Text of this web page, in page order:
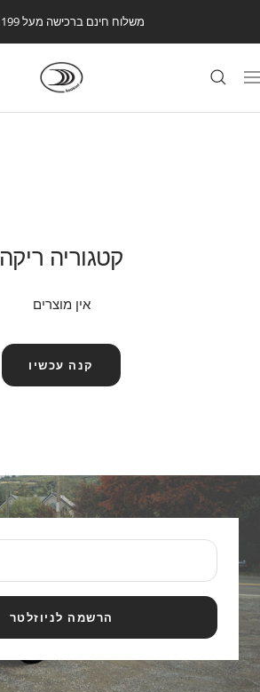
משלוח חינם ברכישה מעל 199 ש"ח
נווט
Kookintstore
קטגוריה ריקה
אין מוצרים
קנה עכשיו
הרשמה לניוזלטר